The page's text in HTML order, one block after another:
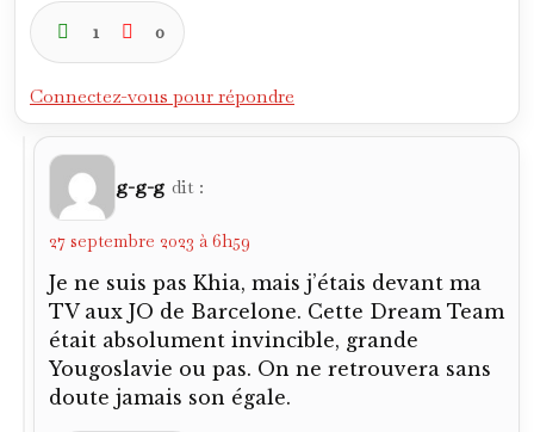
1 0
Connectez-vous pour répondre
g-g-g dit :
27 septembre 2023 à 6h59
Je ne suis pas Khia, mais j’étais devant ma
TV aux JO de Barcelone. Cette Dream Team
était absolument invincible, grande
Yougoslavie ou pas. On ne retrouvera sans
doute jamais son égale.